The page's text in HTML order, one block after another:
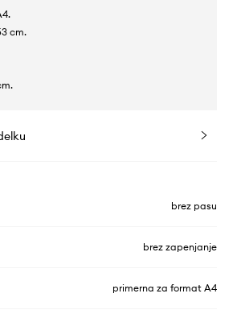
cm.
brez pasu
brez zapenjanje
primerna za format A4